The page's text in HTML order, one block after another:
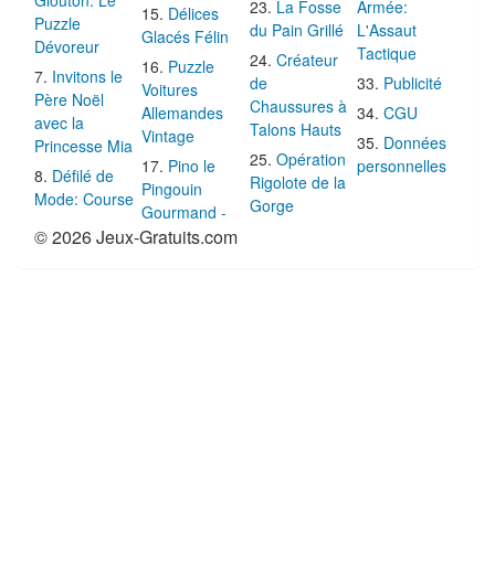
Puzzle
Dévoreur
Invitons le
Père Noël
avec la
Princesse Mia
Défilé de
Mode: Course
Délices
Glacés Félin
Puzzle
Voitures
Allemandes
Vintage
Pino le
Pingouin
Gourmand -
La Fosse
du Pain Grillé
Créateur
de
Chaussures à
Talons Hauts
Opération
Rigolote de la
Gorge
Armée:
L'Assaut
Tactique
Publicité
CGU
Données
personnelles
© 2026 Jeux-Gratuits.com